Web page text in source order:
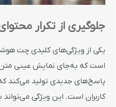
جلوگیری از تکرار
یکی از ویژگی‌های کلیدی چت
است که به‌جای نمایش عینی
پاسخ‌های جدیدی تولید می‌کند
کاربران است. این ویژگی می‌تواند